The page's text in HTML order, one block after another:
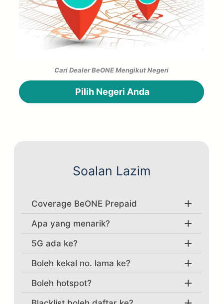
Cari Dealer BeONE Mengikut Negeri
Pilih Negeri Anda
Kedah
Perlis
Negeri Sembilan
Melaka
Pahang
Terengganu
Sabah
Soalan Lazim
Coverage BeONE Prepaid
Apa yang menarik?
Lihat pelan data BeONE yang menarik,
5G ada ke?
Boleh kekal no. lama ke?
Boleh hotspot?